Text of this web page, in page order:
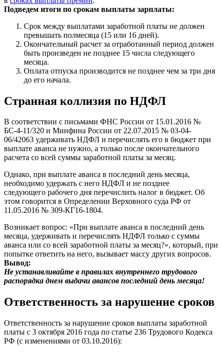
Подведем итоги по срокам выплаты зарплаты:
Срок между выплатами заработной платы не должен
превышать полмесяца (15 или 16 дней).
Окончательный расчет за отработанный период должен
быть произведен не позднее 15 числа следующего
месяца.
Оплата отпуска производится не позднее чем за три дня
до его начала.
Странная коллизия по НДФЛ
В соответствии с письмами ФНС России от 15.01.2016 №
БС-4-11/320 и Минфина России от 22.07.2015 № 03-04-
06/42063 удерживать НДФЛ и перечислять его в бюджет при
выплате аванса не нужно, а только после окончательного
расчета со всей суммы заработной платы за месяц.
Однако, при выплате аванса в последний день месяца,
необходимо удержать с него НДФЛ и не позднее
следующего рабочего дня перечислить налог в бюджет. Об
этом говорится в Определении Верховного суда РФ от
11.05.2016 № 309-КГ16-1804.
Возникает вопрос: «При выплате аванса в последний день
месяца, удерживать и перечислять НДФЛ только с суммы
аванса или со всей заработной платы за месяц?», который, при
попытке ответить на него, вызывает массу других вопросов.
Вывод:
Не устанавливайте в правилах внутреннего трудового
распорядка днем выдачи авансов последний день месяца!
Ответственность за нарушение сроков
Ответственность за нарушение сроков выплаты заработной
платы с 3 октября 2016 года по статье 236 Трудового Кодекса
РФ (с изменениями от 03.10.2016):